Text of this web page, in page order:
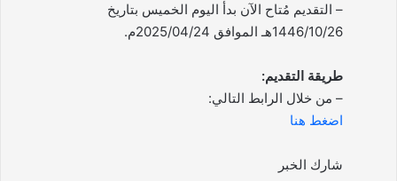
– التقديم مُتاح الآن بدأ اليوم الخميس بتاريخ
1446/10/26هـ الموافق 2025/04/24م.
طريقة التقديم:
– من خلال الرابط التالي:
اضغط هنا
شارك الخبر